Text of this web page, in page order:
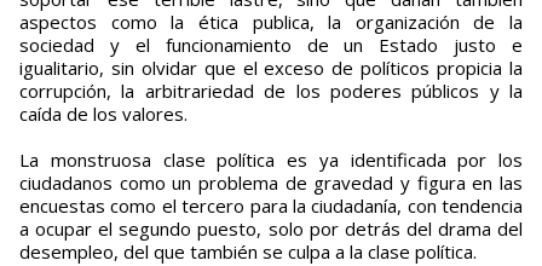
aspectos como la ética publica, la organización de la
sociedad y el funcionamiento de un Estado justo e
igualitario, sin olvidar que el exceso de políticos propicia la
corrupción, la arbitrariedad de los poderes públicos y la
caída de los valores.
La monstruosa clase política es ya identificada por los
ciudadanos como un problema de gravedad y figura en las
encuestas como el tercero para la ciudadanía, con tendencia
a ocupar el segundo puesto, solo por detrás del drama del
desempleo, del que también se culpa a la clase política.